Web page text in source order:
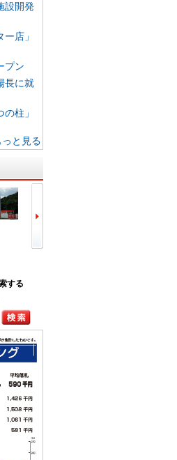
設開発
店」
プン
長に就
柱」
っと見る
港店外観
する